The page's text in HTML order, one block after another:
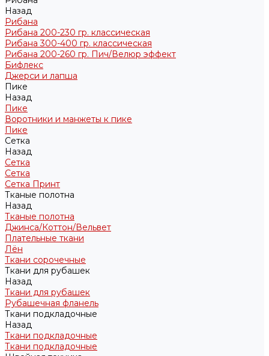
Назад
Рибана
Рибана 200-230 гр. классическая
Рибана 300-400 гр. классическая
Рибана 200-260 гр. Пич/Велюр эффект
Бифлекс
Джерси и лапша
Пике
Назад
Пике
Воротники и манжеты к пике
Пике
Сетка
Назад
Сетка
Сетка
Сетка Принт
Тканые полотна
Назад
Тканые полотна
Джинса/Коттон/Вельвет
Плательные ткани
Лён
Ткани сорочечные
Ткани для рубашек
Назад
Ткани для рубашек
Рубашечная фланель
Ткани подкладочные
Назад
Ткани подкладочные
Ткани подкладочные